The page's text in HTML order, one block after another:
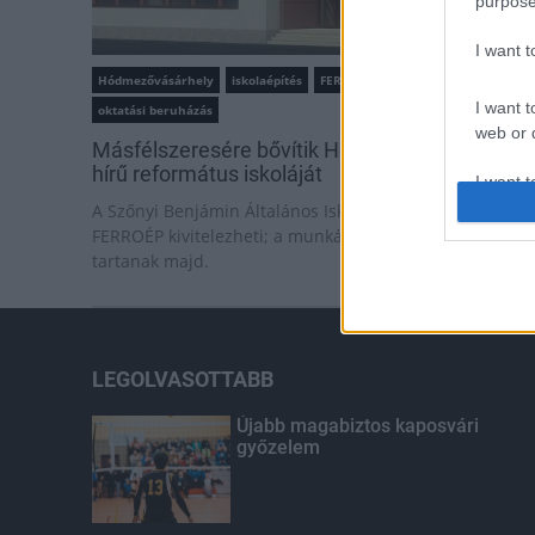
I want
I want
web or
I want
Hódmezővásárhely iskolaépítés
FERROÉP Zrt.
oktatási beruházás
Másfélszeresére bővítik Hódmezővásárhely jó
hírű református iskoláját
A Szőnyi Benjámin Általános Iskola fejlesztését a
FERROÉP kivitelezheti; a munkák csaknem egy évig
tartanak majd.
LEGOLVASOTTABB
Újabb magabiztos kaposvári
győzelem